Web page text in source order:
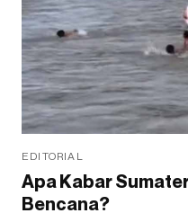
EDITORIAL
Apa Kabar
Bencana?